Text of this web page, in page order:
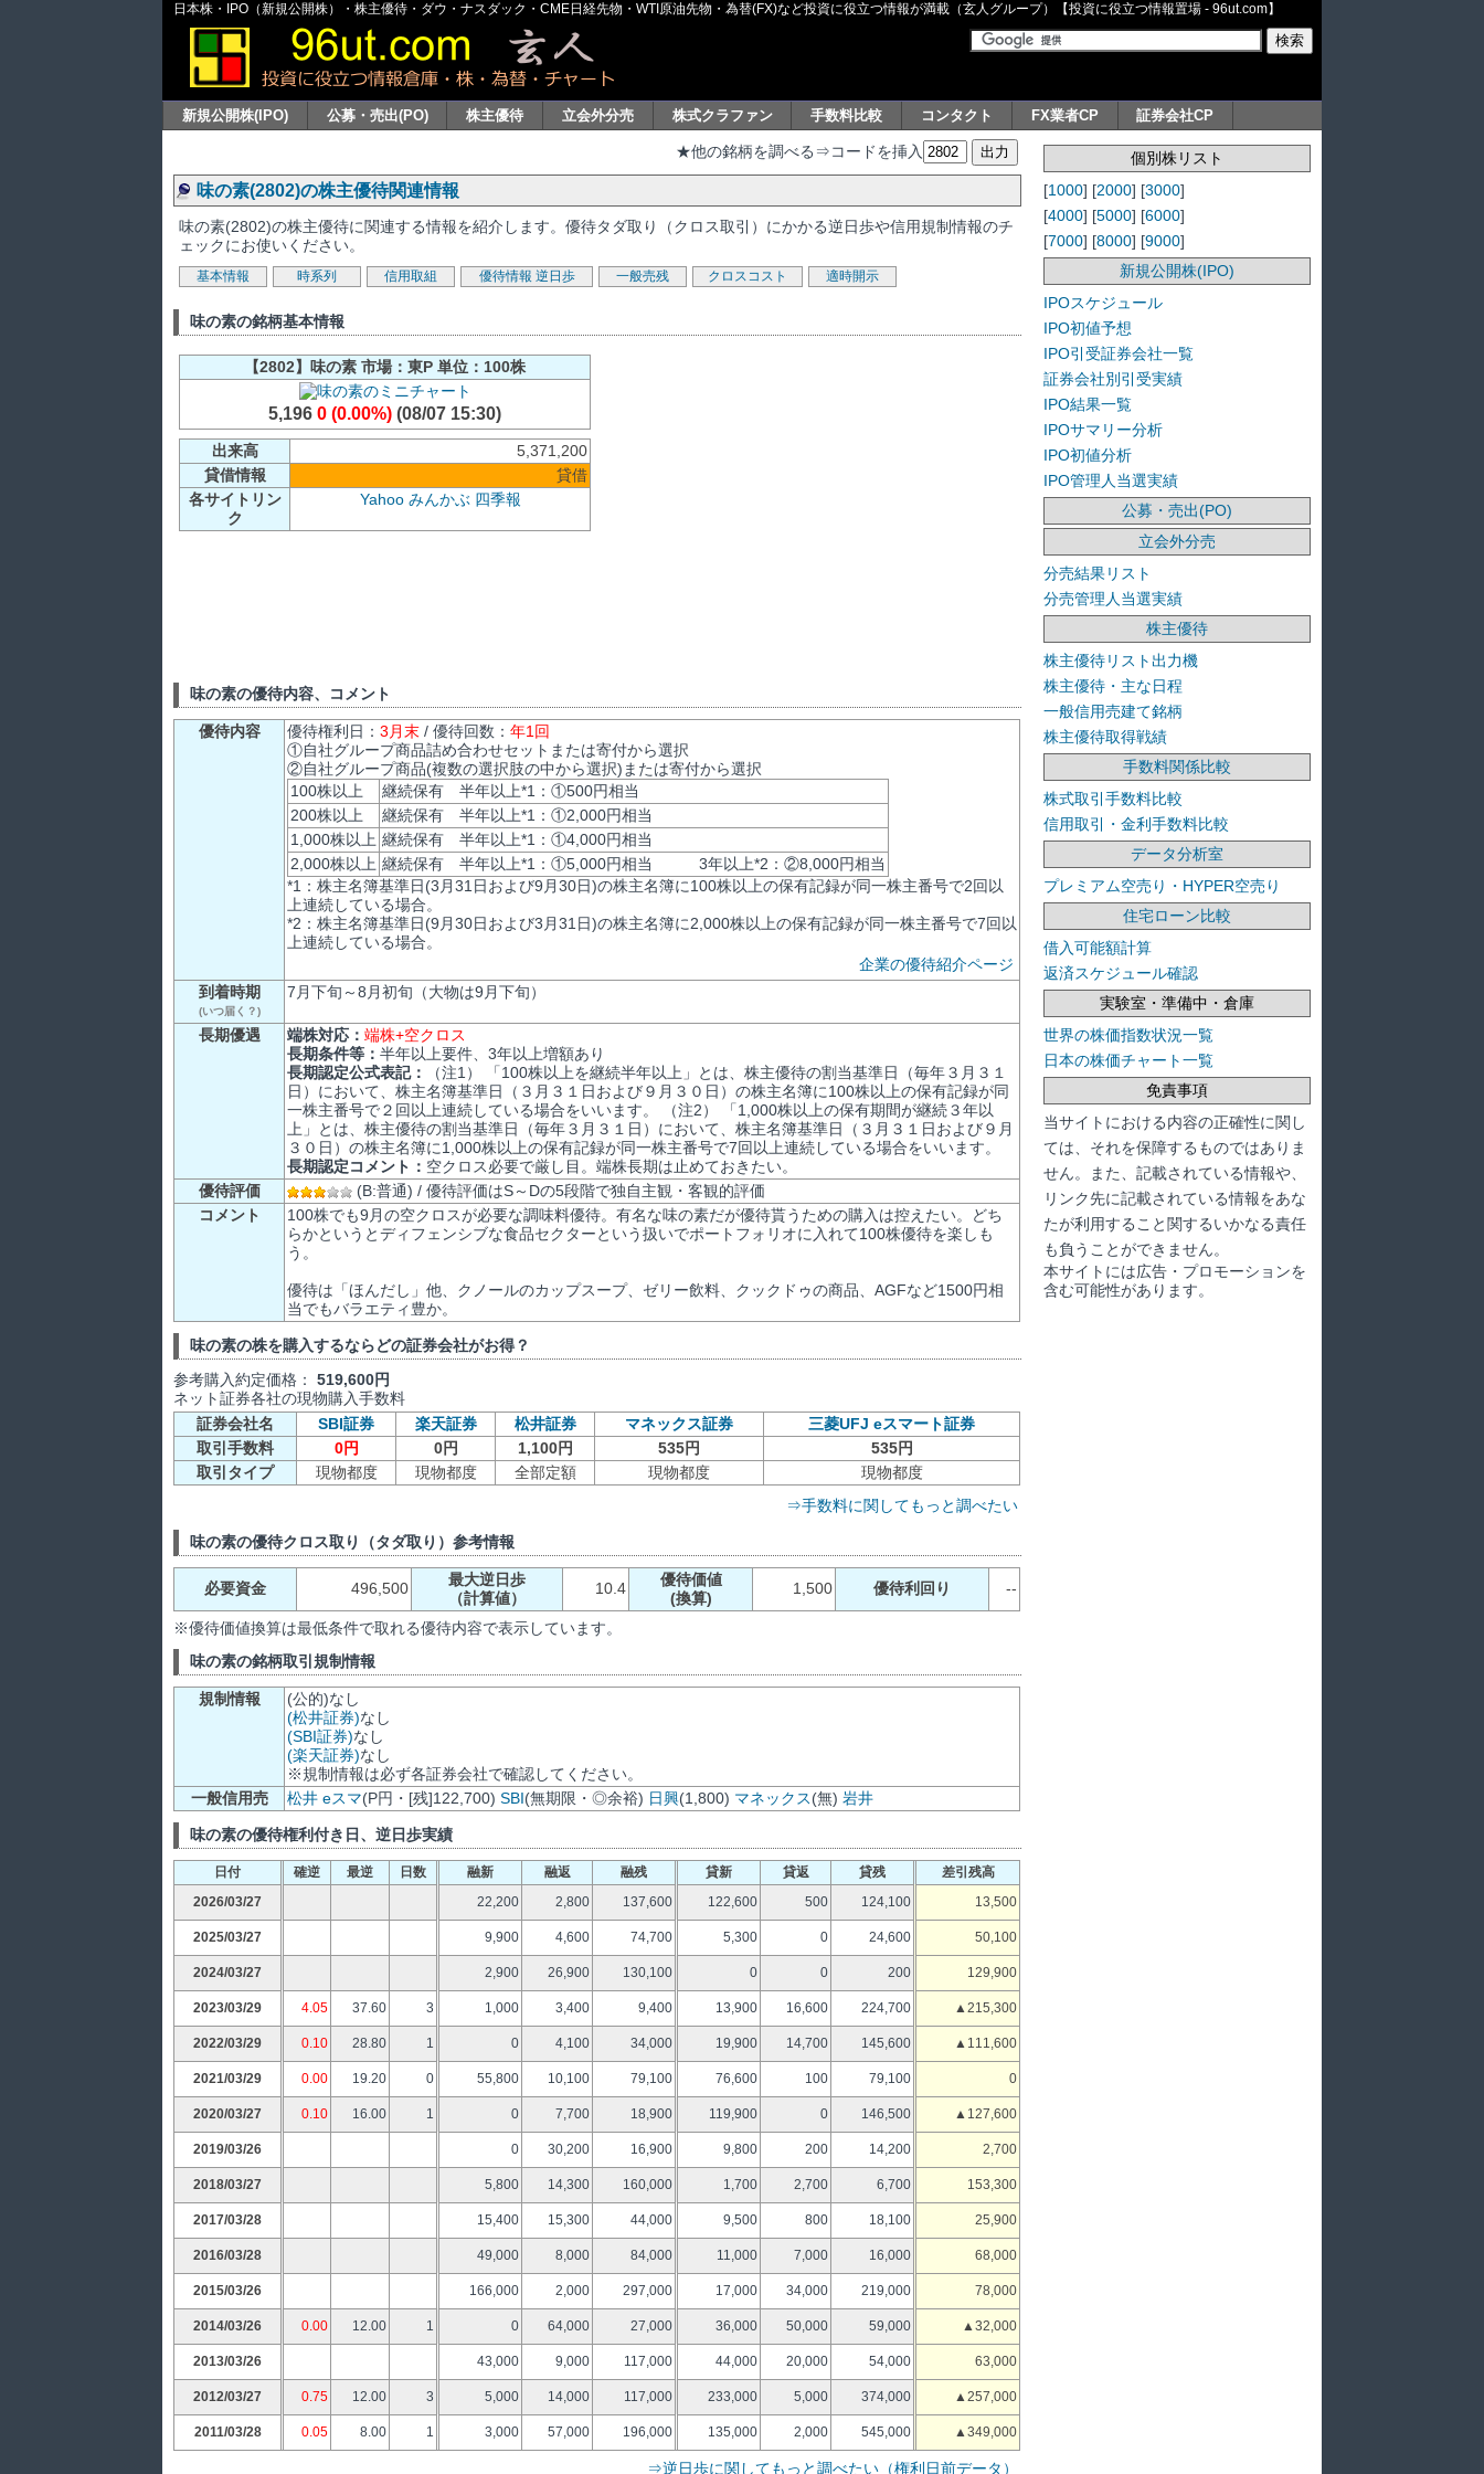
日本株・IPO（新規公開株）・株主優待・ダウ・ナスダック・CME日経先物・WTI原油先物・為替(FX)など投資に役立つ情報が満載（玄人グループ）【投資に役立つ情報置場 - 96ut.com】
新規公開株(IPO) 公募・売出(PO) 株主優待 立会外分売 株式クラファン 手数料比較 コンタクト FX業者CP 証券会社CP
★他の銘柄を調べる⇒コードを挿入
味の素(2802)の株主優待関連情報
味の素(2802)の株主優待に関連する情報を紹介します。優待タダ取り（クロス取引）にかかる逆日歩や信用規制情報のチ
ェックにお使いください。
基本情報 時系列 信用取組 優待情報 逆日歩 一般売残 クロスコスト 適時開示
味の素の銘柄基本情報
【2802】味の素 市場：東P 単位：100株
5,196 0 (0.00%) (08/07 15:30)
出来高
5,371,200
貸借情報
貸借
各サイトリン
ク
Yahoo みんかぶ 四季報
味の素の優待内容、コメント
優待内容 優待権利日： 3月末 / 優待回数： 年1回
①自社グループ商品詰め合わせセットまたは寄付から選択
②自社グループ商品(複数の選択肢の中から選択)または寄付から選択
100株以上
継続保有 半年以上*1：①500円相当
200株以上
継続保有 半年以上*1：①2,000円相当
1,000株以上 継続保有 半年以上*1：①4,000円相当
2,000株以上 継続保有 半年以上*1：①5,000円相当 3年以上*2：②8,000円相当
*1：株主名簿基準日(3月31日および9月30日)の株主名簿に100株以上の保有記録が同一株主番号で2回以
上連続している場合。
*2：株主名簿基準日(9月30日および3月31日)の株主名簿に2,000株以上の保有記録が同一株主番号で7回以
上連続している場合。
企業の優待紹介ページ
到着時期
(いつ届く？)
7月下旬～8月初旬（大物は9月下旬）
長期優遇 端株対応： 端株+空クロス
長期条件等： 半年以上要件、3年以上増額あり
長期認定公式表記：
（注1） 「100株以上を継続半年以上」とは、株主優待の割当基準日（毎年３月３１
日）において、株主名簿基準日（３月３１日および９月３０日）の株主名簿に100株以上の保有記録が同
一株主番号で２回以上連続している場合をいいます。 （注2） 「1,000株以上の保有期間が継続３年以
上」とは、株主優待の割当基準日（毎年３月３１日）において、株主名簿基準日（３月３１日および９月
３０日）の株主名簿に1,000株以上の保有記録が同一株主番号で7回以上連続している場合をいいます。
長期認定コメント： 空クロス必要で厳し目。端株長期は止めておきたい。
優待評価
(B:普通) / 優待評価はS～Dの5段階で独自主観・客観的評価
コメント
100株でも9月の空クロスが必要な調味料優待。有名な味の素だが優待貰うための購入は控えたい。どち
らかというとディフェンシブな食品セクターという扱いでポートフォリオに入れて100株優待を楽しも
う。
優待は「ほんだし」他、クノールのカップスープ、ゼリー飲料、クックドゥの商品、AGFなど1500円相
当でもバラエティ豊か。
味の素の株を購入するならどの証券会社がお得？
参考購入約定価格： 519,600円
ネット証券各社の現物購入手数料
証券会社名
SBI証券 楽天証券 松井証券 マネックス証券
三菱UFJ eスマート証券
取引手数料
0円 0円 1,100円 535円
535円
取引タイプ
現物都度 現物都度 全部定額 現物都度
現物都度
⇒手数料に関してもっと調べたい
味の素の優待クロス取り（タダ取り）参考情報
必要資金 496,500
最大逆日歩
（計算値）
10.4
優待価値
(換算)
1,500 優待利回り --
※優待価値換算は最低条件で取れる優待内容で表示しています。
味の素の銘柄取引規制情報
規制情報
(公的)なし
(松井証券)なし
(SBI証券)なし
(楽天証券)なし
※規制情報は必ず各証券会社で確認してください。
一般信用売
松井 eスマ(P円・[残]122,700) SBI(無期限・◎余裕) 日興(1,800) マネックス(無) 岩井
味の素の優待権利付き日、逆日歩実績
日付 確逆 最逆 日数 融新 融返 融残 貸新 貸返 貸残 差引残高
2026/03/27 22,200 2,800 137,600 122,600 500 124,100 13,500
2025/03/27 9,900 4,600 74,700 5,300 0 24,600 50,100
2024/03/27 2,900 26,900 130,100 0 0 200 129,900
2023/03/29 4.05 37.60 3 1,000 3,400 9,400 13,900 16,600 224,700 ▲215,300
2022/03/29 0.10 28.80 1 0 4,100 34,000 19,900 14,700 145,600 ▲111,600
2021/03/29 0.00 19.20 0 55,800 10,100 79,100 76,600 100 79,100 0
2020/03/27 0.10 16.00 1 0 7,700 18,900 119,900 0 146,500 ▲127,600
2019/03/26 0 30,200 16,900 9,800 200 14,200 2,700
2018/03/27 5,800 14,300 160,000 1,700 2,700 6,700 153,300
2017/03/28 15,400 15,300 44,000 9,500 800 18,100 25,900
2016/03/28 49,000 8,000 84,000 11,000 7,000 16,000 68,000
2015/03/26 166,000 2,000 297,000 17,000 34,000 219,000 78,000
2014/03/26 0.00 12.00 1 0 64,000 27,000 36,000 50,000 59,000 ▲32,000
2013/03/26 43,000 9,000 117,000 44,000 20,000 54,000 63,000
2012/03/27 0.75 12.00 3 5,000 14,000 117,000 233,000 5,000 374,000 ▲257,000
2011/03/28 0.05 8.00 1 3,000 57,000 196,000 135,000 2,000 545,000 ▲349,000
⇒逆日歩に関してもっと調べたい（権利日前データ）
個別株リスト
[1000] [2000] [3000]
[4000] [5000] [6000]
[7000] [8000] [9000]
新規公開株(IPO)
IPOスケジュール
IPO初値予想
IPO引受証券会社一覧
証券会社別引受実績
IPO結果一覧
IPOサマリー分析
IPO初値分析
IPO管理人当選実績
公募・売出(PO)
立会外分売
分売結果リスト
分売管理人当選実績
株主優待
株主優待リスト出力機
株主優待・主な日程
一般信用売建て銘柄
株主優待取得戦績
手数料関係比較
株式取引手数料比較
信用取引・金利手数料比較
データ分析室
プレミアム空売り・HYPER空売り
住宅ローン比較
借入可能額計算
返済スケジュール確認
実験室・準備中・倉庫
世界の株価指数状況一覧
日本の株価チャート一覧
免責事項
当サイトにおける内容の正確性に関し
ては、それを保障するものではありま
せん。また、記載されている情報や、
リンク先に記載されている情報をあな
たが利用すること関するいかなる責任
も負うことができません。
本サイトには広告・プロモーションを
含む可能性があります。